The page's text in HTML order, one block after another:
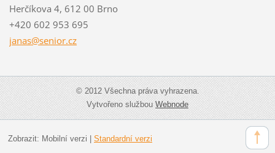
Herčíkova 4, 612 00 Brno
+420 602 953 695
janas@senior.cz
© 2012 Všechna práva vyhrazena.
Vytvořeno službouWebnode
Zobrazit: Mobilní verzi | Standardní verzi